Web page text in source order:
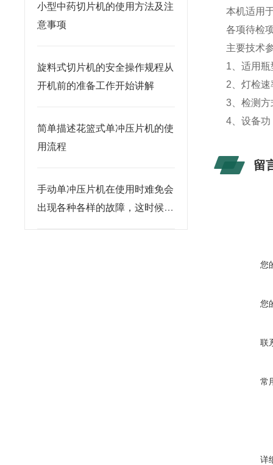
小型中药切片机的使用方法及注
意事项
旋料式切片机的安全操作规程从
开机前的准备工作开始讲解
简单描述花篮式单冲压片机的使
用流程
手动单冲压片机在使用时难免会
出现各种各样的故障，这时候就
本机适用
各项待检
主要技术
1、适用
2、灯检
3、检测
4、设备
留
您
您
联
常
详